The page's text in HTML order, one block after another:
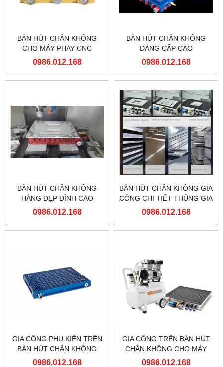
BÀN HÚT CHÂN KHÔNG
CHO MÁY PHAY CNC
0986.012.168
BÀN HÚT CHÂN KHÔNG
ĐẲNG CẤP CAO
0986.012.168
BÀN HÚT CHÂN KHÔNG
HÀNG ĐẸP ĐỈNH CAO
0986.012.168
BÀN HÚT CHÂN KHÔNG GIA
CÔNG CHI TIẾT THỦNG GIA
CÔNG ĐA NĂNG CHO MÁY
0986.012.168
GIA CÔNG PHỤ KIỆN TRÊN
BÀN HÚT CHÂN KHÔNG
CHO MÁY PHAY CNC
0986.012.168
GIA CÔNG TRÊN BÀN HÚT
CHÂN KHÔNG CHO MÁY
PHAY CNC
0986.012.168